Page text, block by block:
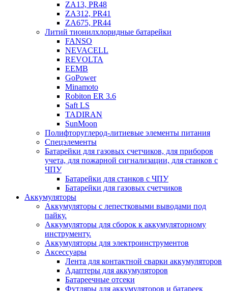
ZA13, PR48
ZA312, PR41
ZA675, PR44
Литий тионилхлоридные батарейки
FANSO
NEVACELL
REVOLTA
EEMB
GoPower
Minamoto
Robiton ER 3.6
Saft LS
TADIRAN
SunMoon
Полифторуглерод-литиевые элементы питания
Спецэлементы
Батарейки для газовых счетчиков, для приборов
учета, для пожарной сигнализации, для станков с
ЧПУ
Батарейки для станков с ЧПУ
Батарейки для газовых счетчиков
Аккумуляторы
Аккумуляторы с лепестковыми выводами под
пайку.
Аккумуляторы для сборок к аккумуляторному
инструменту.
Аккумуляторы для электроинструментов
Аксессуары
Лента для контактной сварки аккумуляторов
Адаптеры для аккумуляторов
Батареечные отсеки
Футляры для аккумуляторов и батареек